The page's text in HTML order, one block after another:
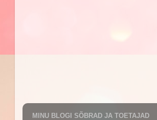
MINU BLOGI SÕBRAD JA TOETAJAD